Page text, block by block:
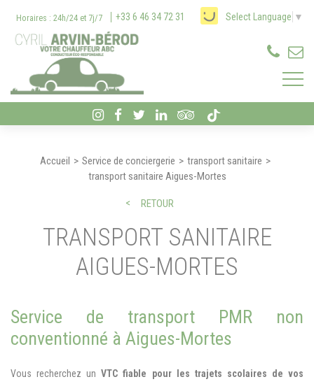
Horaires : 24h/24 et 7j/7 +33 6 46 34 72 31 Select Language ▼
Accueil Service de conciergerie
transport sanitaire
transport sanitaire Aigues-Mortes
RETOUR
TRANSPORT SANITAIRE
AIGUES-MORTES
Service de transport PMR non
conventionné à Aigues-Mortes
Vous recherchez un VTC fiable pour les trajets scolaires de vos